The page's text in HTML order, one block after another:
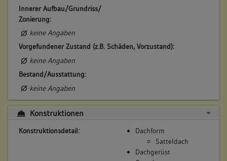
Innerer Aufbau/Grundriss/
Zonierung:
keine Angaben
Vorgefundener Zustand (z.B. Schäden, Vorzustand):
keine Angaben
Bestand/Ausstattung:
keine Angaben
Konstruktionen
Konstruktionsdetail:
Dachform
Satteldach
Dachgerüst